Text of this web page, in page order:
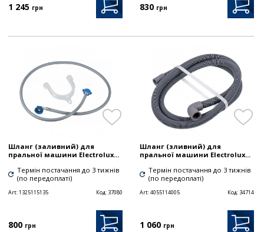
1 245 грн 830 грн
Шланг (заливний) для
пральної машини Electrolux...
Термін постачання до 3 тижнів
(по передоплаті)
Art:1325115135 Код: 37080
800 грн
Шланг (зливний) для
пральної машини Electrolux...
Термін постачання до 3 тижнів
(по передоплаті)
Art:4055114005 Код: 34714
1 060 грн